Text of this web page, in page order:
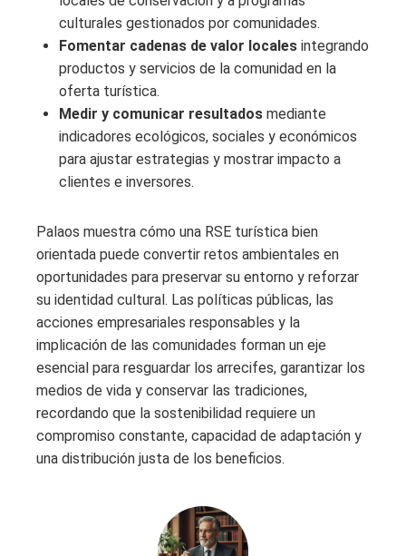
culturales gestionados por comunidades.
Fomentar cadenas de valor locales integrando
productos y servicios de la comunidad en la
oferta turística.
Medir y comunicar resultados mediante
indicadores ecológicos, sociales y económicos
para ajustar estrategias y mostrar impacto a
clientes e inversores.
Palaos muestra cómo una RSE turística bien
orientada puede convertir retos ambientales en
oportunidades para preservar su entorno y reforzar
su identidad cultural. Las políticas públicas, las
acciones empresariales responsables y la
implicación de las comunidades forman un eje
esencial para resguardar los arrecifes, garantizar los
medios de vida y conservar las tradiciones,
recordando que la sostenibilidad requiere un
compromiso constante, capacidad de adaptación y
una distribución justa de los beneficios.